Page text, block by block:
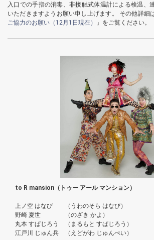
入口での手指の消毒、非接触式体温計による検温、
いただきますようお願い申し上げます。 その他詳細
ご協力のお願い（12月1日現在）
」をご覧ください。
to R mansion（トゥー アール マンション）
上ノ空 はなび （うわのそら はなび）
野崎 夏世 （のざき かよ）
丸本 すぱじろう （まるもと すぱじろう）
江戸川 じゅん兵 （えどがわ じゅんぺい）